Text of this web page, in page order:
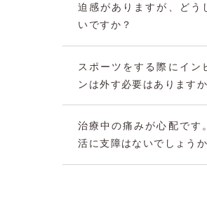
迫感がありますが、どう
いですか？
スポーツをする際にイン
ンは外す必要はありますか
治療中の痛みが心配です
活に支障はないでしょうか